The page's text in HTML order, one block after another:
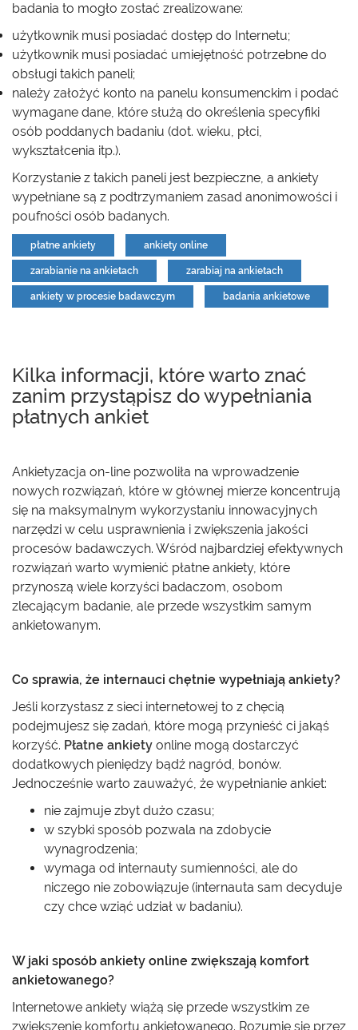
badania to mogło zostać zrealizowane:
użytkownik musi posiadać dostęp do Internetu;
użytkownik musi posiadać umiejętność potrzebne do
obsługi takich paneli;
należy założyć konto na panelu konsumenckim i podać
wymagane dane, które służą do określenia specyfiki
osób poddanych badaniu (dot. wieku, płci,
wykształcenia itp.).
Korzystanie z takich paneli jest bezpieczne, a ankiety
wypełniane są z podtrzymaniem zasad anonimowości i
poufności osób badanych.
płatne ankiety ankiety online
zarabianie na ankietach zarabiaj na ankietach
ankiety w procesie badawczym badania ankietowe
Kilka informacji, które warto znać
zanim przystąpisz do wypełniania
płatnych ankiet
Ankietyzacja on-line pozwoliła na wprowadzenie
nowych rozwiązań, które w głównej mierze koncentrują
się na maksymalnym wykorzystaniu innowacyjnych
narzędzi w celu usprawnienia i zwiększenia jakości
procesów badawczych. Wśród najbardziej efektywnych
rozwiązań warto wymienić płatne ankiety, które
przynoszą wiele korzyści badaczom, osobom
zlecającym badanie, ale przede wszystkim samym
ankietowanym.
Co sprawia, że internauci chętnie wypełniają ankiety?
Jeśli korzystasz z sieci internetowej to z chęcią
podejmujesz się zadań, które mogą przynieść ci jakąś
korzyść. Płatne ankiety online mogą dostarczyć
dodatkowych pieniędzy bądź nagród, bonów.
Jednocześnie warto zauważyć, że wypełnianie ankiet:
nie zajmuje zbyt dużo czasu;
w szybki sposób pozwala na zdobycie
wynagrodzenia;
wymaga od internauty sumienności, ale do
niczego nie zobowiązuje (internauta sam decyduje
czy chce wziąć udział w badaniu).
W jaki sposób ankiety online zwiększają komfort
ankietowanego?
Internetowe ankiety wiążą się przede wszystkim ze
zwiększenie komfortu ankietowanego. Rozumie się przez